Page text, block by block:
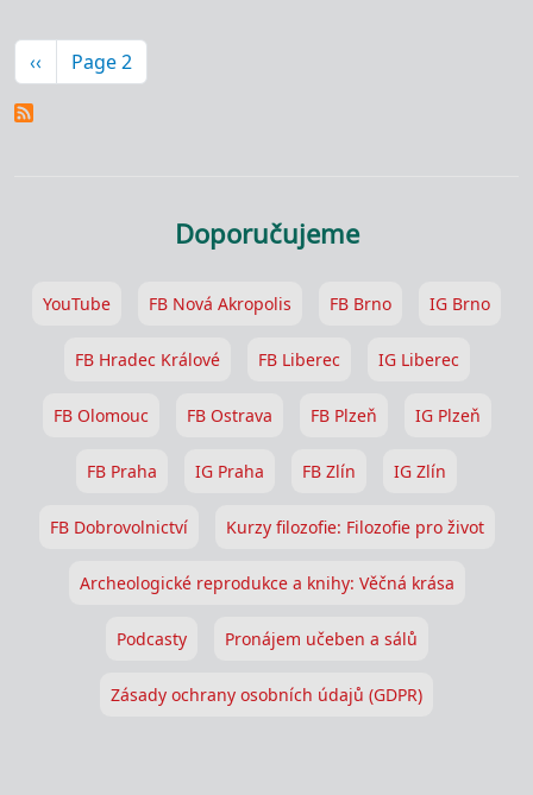
Pagination
Předchozí stránka
‹‹ Page 2
Doporučujeme
YouTube FB Nová Akropolis FB Brno IG Brno
FB Hradec Králové FB Liberec IG Liberec
FB Olomouc FB Ostrava FB Plzeň IG Plzeň
FB Praha IG Praha FB Zlín IG Zlín
FB Dobrovolnictví Kurzy filozofie: Filozofie pro život
Archeologické reprodukce a knihy: Věčná krása
Podcasty Pronájem učeben a sálů
Zásady ochrany osobních údajů (GDPR)